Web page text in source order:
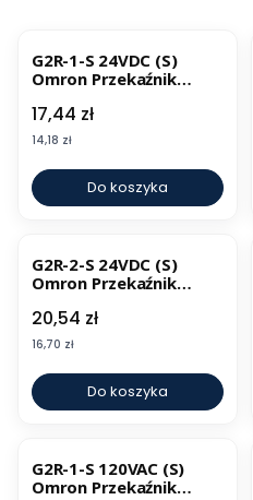
G2R-1-S 24VDC (S)
Omron Przekaźnik
Cena
17,44 zł
Cena
14,18 zł
Do koszyka
G2R-2-S 24VDC (S)
Omron Przekaźnik
Cena
20,54 zł
Cena
16,70 zł
Do koszyka
G2R-1-S 120VAC (S)
Omron Przekaźnik